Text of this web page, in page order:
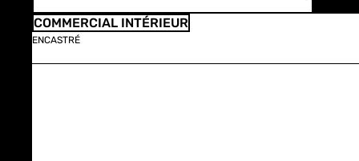
COMMERCIAL INTÉRIEUR
ENCASTRÉ